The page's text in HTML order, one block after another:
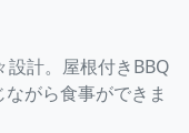
設計。屋根付きBBQ
がら食事ができま